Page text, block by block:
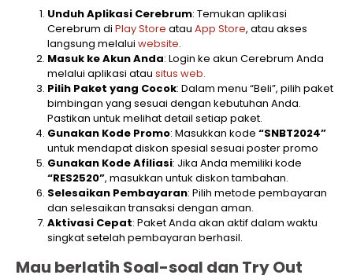
Unduh Aplikasi Cerebrum: Temukan aplikasi
Cerebrum di Play Store atau App Store, atau akses
langsung melalui website.
Masuk ke Akun Anda: Login ke akun Cerebrum Anda
melalui aplikasi atau situs web.
Pilih Paket yang Cocok: Dalam menu “Beli”, pilih paket
bimbingan yang sesuai dengan kebutuhan Anda.
Pastikan untuk melihat detail setiap paket.
Gunakan Kode Promo: Masukkan kode “SNBT2024”
untuk mendapat diskon spesial sesuai poster promo
Gunakan Kode Afiliasi: Jika Anda memiliki kode
“RES2520”, masukkan untuk diskon tambahan.
Selesaikan Pembayaran: Pilih metode pembayaran
dan selesaikan transaksi dengan aman.
Aktivasi Cepat: Paket Anda akan aktif dalam waktu
singkat setelah pembayaran berhasil.
Mau berlatih Soal-soal dan Try Out